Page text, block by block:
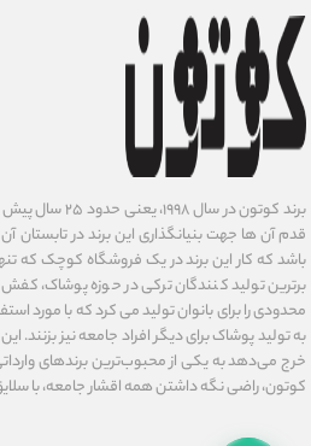
برند کوتون در
قدم آن ها جهت بنیانگذاری این برند در تابستان
برترین تولید کنندگان ترکی در حوزه پوشاک،
محدودی را برای بانوان تولید می کرد که با مورد
به تولید پوشاک برای دیگر افراد جامعه نیز
کوتون، راضی نگه داشتن همه اقشار جامعه، با